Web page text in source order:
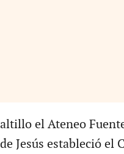
el Ateneo
Jesús estableció el